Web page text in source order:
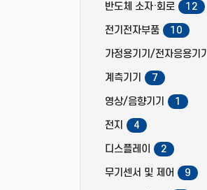
반도체 소자·회로
12
전기전자부품
10
가정용기기/전자응용기기
계측기기
7
영상/음향기기
1
전지
4
디스플레이
2
무기센서 및 제어
9